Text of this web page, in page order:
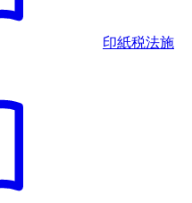
印紙税法施